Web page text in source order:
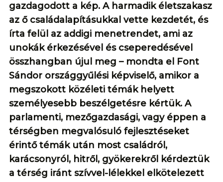
gazdagodott a kép. A harmadik életszakasz
az ő családalapításukkal vette kezdetét, és
írta felül az addigi menetrendet, ami az
unokák érkezésével és cseperedésével
összhangban újul meg – mondta el Font
Sándor országgyűlési képviselő, amikor a
megszokott közéleti témák helyett
személyesebb beszélgetésre kértük. A
parlamenti, mezőgazdasági, vagy éppen a
térségben megvalósuló fejlesztéseket
érintő témák után most családról,
karácsonyról, hitről, gyökerekről kérdeztük
a térség iránt szívvel-lélekkel elkötelezett